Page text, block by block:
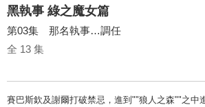
黑執事 綠之魔女篇
第03集 那名執事…調任
全 13 集
賽巴斯欽及謝爾打破禁忌，進到""狼人之森""之中